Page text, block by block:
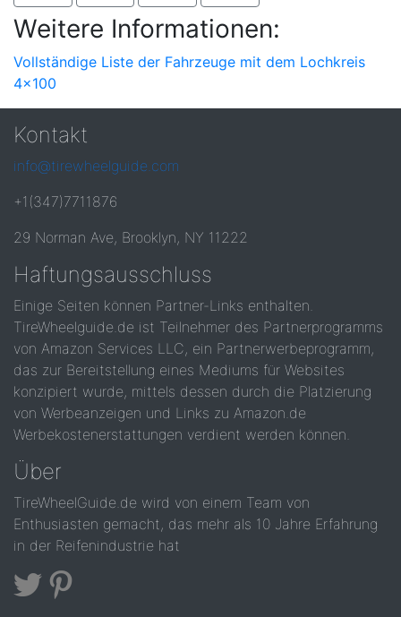
Weitere Informationen:
Vollständige Liste der Fahrzeuge mit dem Lochkreis
4x100
Kontakt
info@tirewheelguide.com
+1(347)7711876
29 Norman Ave, Brooklyn, NY 11222
Haftungsausschluss
Einige Seiten können Partner-Links enthalten.
TireWheelguide.de ist Teilnehmer des Partnerprogramms
von Amazon Services LLC, ein Partnerwerbeprogramm,
das zur Bereitstellung eines Mediums für Websites
konzipiert wurde, mittels dessen durch die Platzierung
von Werbeanzeigen und Links zu Amazon.de
Werbekostenerstattungen verdient werden können.
Über
TireWheelGuide.de wird von einem Team von
Enthusiasten gemacht, das mehr als 10 Jahre Erfahrung
in der Reifenindustrie hat